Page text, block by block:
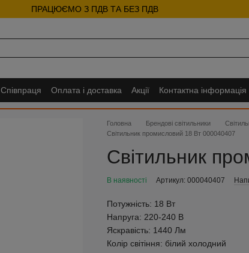
ПРАЦЮЄМО З ПДВ ТА БЕЗ ПДВ
Співпраця Оплата і доставка Акції Контактна інформація
Головна Брендові світильники
Світильник промисловий 18 Вт 000040407
Світильник
В наявності Артикул: 000040407
Потужність: 18 Вт
Напруга: 220-240 В
Яскравість: 1440 Лм
Колір світіння: білий холодний